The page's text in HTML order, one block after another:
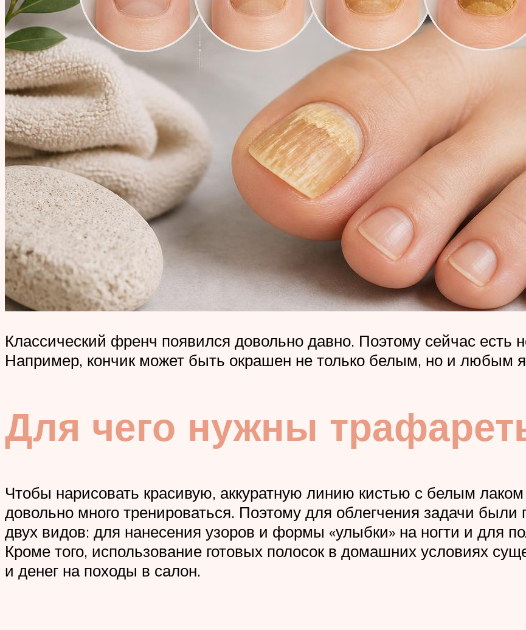
Классический френч появился довольно давно. Поэтому сейчас есть
Например, кончик может быть окрашен не только белым, но и любым
Для чего нужны
Чтобы нарисовать красивую, аккуратную линию кистью с белым
довольно много тренироваться. Поэтому для облегчения задачи
двух видов: для нанесения узоров и формы «улыбки» на ногти и для
Кроме того, использование готовых полосок в домашних условиях
и денег на походы в салон.